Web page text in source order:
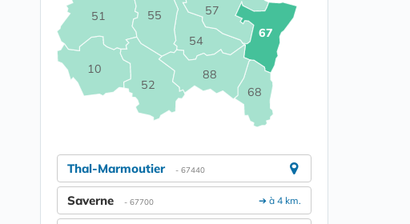
10
51
52
54
55 57
67
68
88
Thal-Marmoutier - 67440
➔ à 4 km.
Saverne - 67700